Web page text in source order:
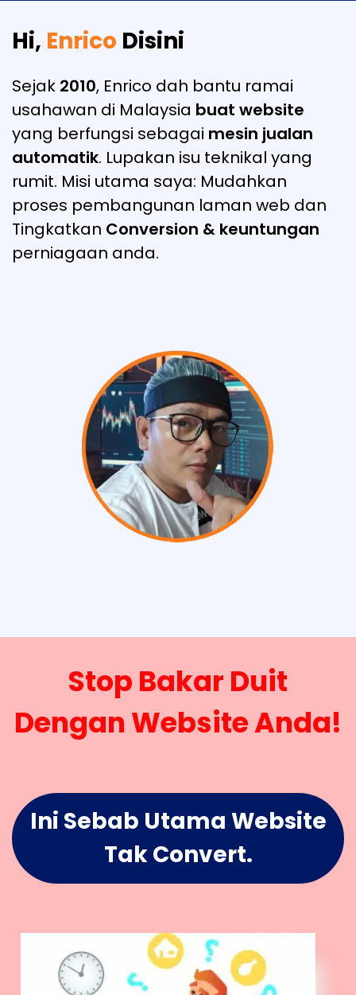
Hi, Enrico Disini
Sejak 2010, Enrico dah bantu ramai
usahawan di Malaysia buat website
yang berfungsi sebagai mesin jualan
automatik. Lupakan isu teknikal yang
rumit. Misi utama saya: Mudahkan
proses pembangunan laman web dan
Tingkatkan Conversion & keuntungan
perniagaan anda.
Stop Bakar Duit
Dengan Website Anda!
Ini Sebab Utama Website
Tak Convert.